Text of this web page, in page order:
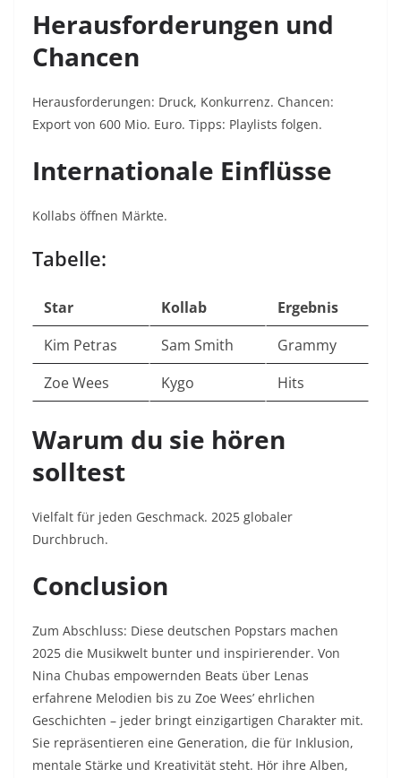
Herausforderungen und
Chancen
Herausforderungen: Druck, Konkurrenz. Chancen:
Export von 600 Mio. Euro. Tipps: Playlists folgen.
Internationale Einflüsse
Kollabs öffnen Märkte.
Tabelle:
Star Kollab
Ergebnis
Kim Petras
Sam Smith
Grammy
Zoe Wees
Kygo Hits
Warum du sie hören
solltest
Vielfalt für jeden Geschmack. 2025 globaler
Durchbruch.
Conclusion
Zum Abschluss: Diese deutschen Popstars machen
2025 die Musikwelt bunter und inspirierender. Von
Nina Chubas empowernden Beats über Lenas
erfahrene Melodien bis zu Zoe Wees’ ehrlichen
Geschichten – jeder bringt einzigartigen Charakter mit.
Sie repräsentieren eine Generation, die für Inklusion,
mentale Stärke und Kreativität steht. Hör ihre Alben,